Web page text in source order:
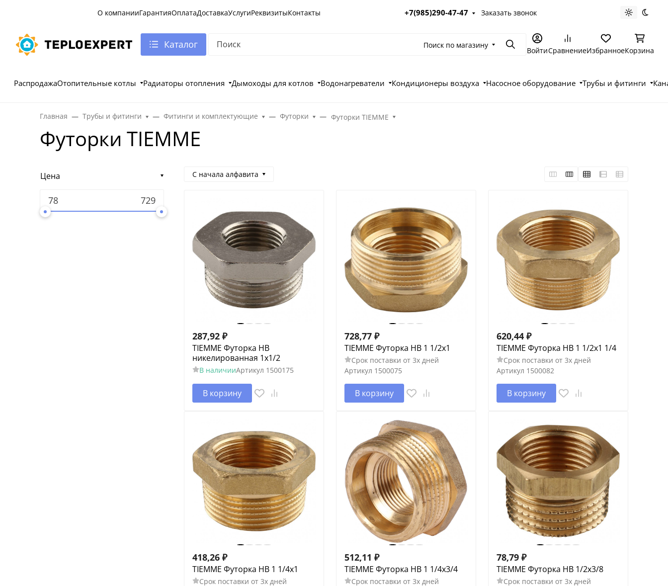
О компанииГарантияОплатаДоставкаУслугиРеквизитыКонтакты +7(985)290-47-47 Заказать звонок Светлая
Каталог Поиск по магазину ПоискВойтиСравнениеИзбранноеКорзина
РаспродажаОтопительные котлы Радиаторы отопления Дымоходы для котлов Водонагреватели Кондиционеры воздуха Насосное оборудование Трубы и фитинги
Главная Трубы и фитинги Фитинги и комплектующие Футорки Футорки TIEMME
Футорки TIEMME
Цена С начала алфавита
287,92 ₽
TIEMME Футорка НВ
никелированная 1х1/2
В наличииАртикул 1500175
В корзину
728,77 ₽
TIEMME Футорка НВ 1 1/2х1
Срок поставки от 3х дней
Артикул 1500075
В корзину
620,44 ₽
TIEMME Футорка НВ 1 1/2х1 1/4
Срок поставки от 3х дней
Артикул 1500082
В корзину
418,26 ₽
TIEMME Футорка НВ 1 1/4х1
Срок поставки от 3х дней
512,11 ₽
TIEMME Футорка НВ 1 1/4х3/4
Срок поставки от 3х дней
78,79 ₽
TIEMME Футорка НВ 1/2х3/8
Срок поставки от 3х дней